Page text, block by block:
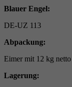
Blauer Engel:
DE-UZ 113
Abpackung:
Eimer mit 12 kg netto
Lagerung: